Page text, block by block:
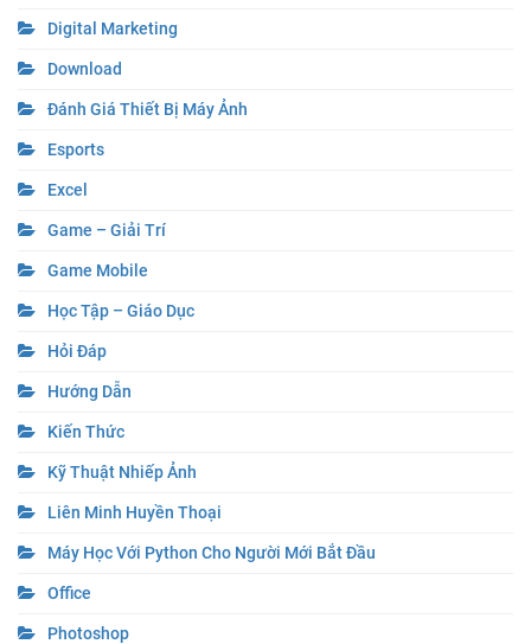
Digital Marketing
Download
Đánh Giá Thiết Bị Máy Ảnh
Esports
Excel
Game – Giải Trí
Game Mobile
Học Tập – Giáo Dục
Hỏi Đáp
Hướng Dẫn
Kiến Thức
Kỹ Thuật Nhiếp Ảnh
Liên Minh Huyền Thoại
Máy Học Với Python Cho Người Mới Bắt Đầu
Office
Photoshop